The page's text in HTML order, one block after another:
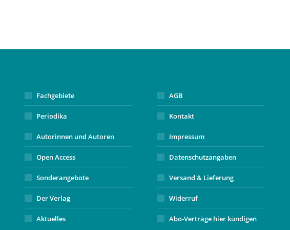
Fachgebiete
Periodika
Autorinnen und Autoren
Open Access
Sonderangebote
Der Verlag
Aktuelles
AGB
Kontakt
Impressum
Datenschutzangaben
Versand & Lieferung
Widerruf
Abo-Verträge hier kündigen